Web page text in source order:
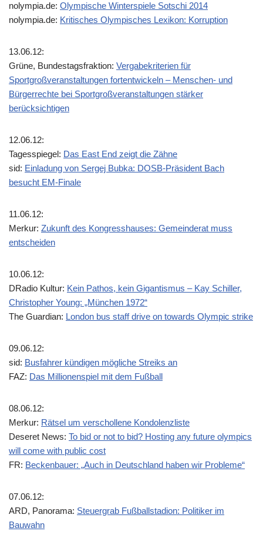
nolympia.de: Olympische Winterspiele Sotschi 2014
nolympia.de: Kritisches Olympisches Lexikon: Korruption
13.06.12:
Grüne, Bundestagsfraktion: Vergabekriterien für
Sportgroßveranstaltungen fortentwickeln – Menschen- und
Bürgerrechte bei Sportgroßveranstaltungen stärker
berücksichtigen
12.06.12:
Tagesspiegel: Das East End zeigt die Zähne
sid: Einladung von Sergej Bubka: DOSB-Präsident Bach
besucht EM-Finale
11.06.12:
Merkur: Zukunft des Kongresshauses: Gemeinderat muss
entscheiden
10.06.12:
DRadio Kultur: Kein Pathos, kein Gigantismus – Kay Schiller,
Christopher Young: „München 1972“
The Guardian: London bus staff drive on towards Olympic strike
09.06.12:
sid: Busfahrer kündigen mögliche Streiks an
FAZ: Das Millionenspiel mit dem Fußball
08.06.12:
Merkur: Rätsel um verschollene Kondolenzliste
Deseret News: To bid or not to bid? Hosting any future olympics
will come with public cost
FR: Beckenbauer: „Auch in Deutschland haben wir Probleme“
07.06.12:
ARD, Panorama: Steuergrab Fußballstadion: Politiker im
Bauwahn